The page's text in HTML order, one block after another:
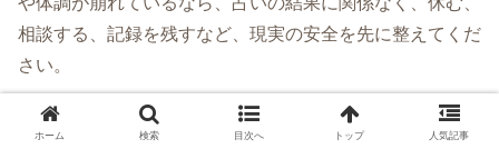
相談する、記録を残すなど、現実の安全を先に整えてくだ
さい。
ホーム 検索 目次へ トップ 人気記事